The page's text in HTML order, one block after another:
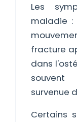
Les
maladie :
fracture
dans
survenue
Certains